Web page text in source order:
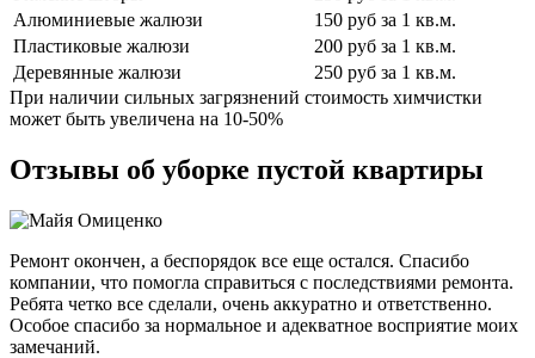
Алюминиевые жалюзи
150 руб за 1 кв.м.
Пластиковые жалюзи
200 руб за 1 кв.м.
Деревянные жалюзи
250 руб за 1 кв.м.
При наличии сильных загрязнений стоимость химчистки
может быть увеличена на 10-50%
Отзывы об уборке пустой квартиры
Ремонт окончен, а беспорядок все еще остался. Спасибо
компании, что помогла справиться с последствиями ремонта.
Ребята четко все сделали, очень аккуратно и ответственно.
Особое спасибо за нормальное и адекватное восприятие моих
замечаний.